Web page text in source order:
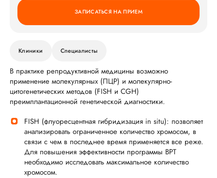
ЗАПИСАТЬСЯ НА ПРИЕМ
Клиники Специалисты
В практике репродуктивной медицины возможно
применение молекулярных (ПЦР) и молекулярно-
цитогенетических методов (FISH и CGH)
преимплантационной генетической диагностики.
FISH (флуоресцентная гибридизация in situ): позволяет
анализировать ограниченное количество хромосом, в
связи с чем в последнее время применяется все реже.
Для повышения эффективности программы ВРТ
необходимо исследовать максимальное количество
хромосом.